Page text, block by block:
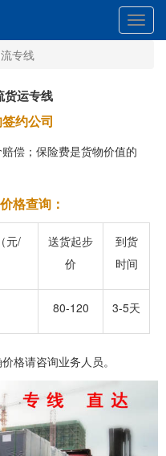
专线
货运专线
约公司
偿；保险费是货物价值的
格查询：
元/
送货起步
价
到货
时间
80-120 3-5天
格请咨询业务人员。